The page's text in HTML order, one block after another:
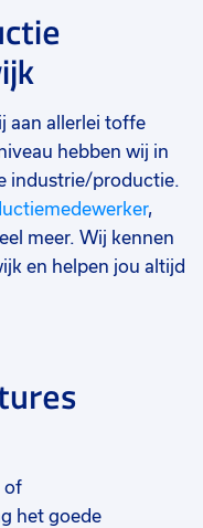
aan allerlei toffe
hebben wij in
industrie/productie.
,
meer. Wij kennen
en helpen jou altijd
of
het goede